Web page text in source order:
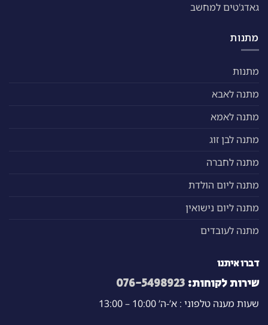
גאדג'טים למחשב
מתנות
מתנות
מתנה לאבא
מתנה לאמא
מתנה לבן זוג
מתנה לחברה
מתנה ליום הולדת
מתנה ליום נישואין
מתנה לעובדים
דברו איתנו
שירות לקוחות: 076-5498923
שעות מענה טלפוני : א’-ה’ 10:00 – 13:00